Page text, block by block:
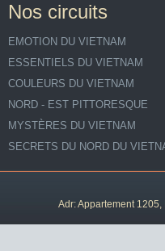
Nos circuits
EMOTION DU VIETNAM
ESSENTIELS DU VIETNAM
COULEURS DU VIETNAM
NORD - EST PITTORESQUE
MYSTÈRES DU VIETNAM
SECRETS DU NORD DU
Adr: Appartement